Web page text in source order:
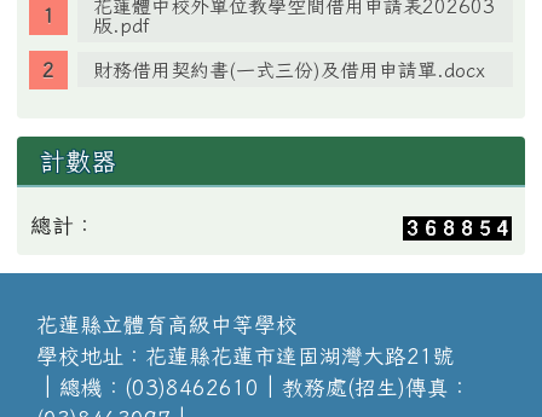
花蓮體中校外單位教學空間借用申請表202603
版.pdf
財務借用契約書(一式三份)及借用申請單.docx
計數器
總計：
花蓮縣立體育高級中等學校
學校地址：花蓮縣花蓮市達固湖灣大路21號
│總機：(03)8462610│教務處(招生)傳真：